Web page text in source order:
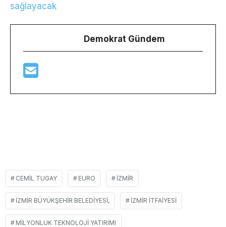
sağlayacak
Demokrat Gündem
CEMIL TUGAY EURO İZMIR
İZMIR BÜYÜKŞEHIR BELEDIYESI, IZMIR ITFAIYESI
MILYONLUK TEKNOLOJI YATIRIMI